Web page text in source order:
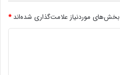
بخش‌های موردنیاز علامت‌گذاری شده‌اند*